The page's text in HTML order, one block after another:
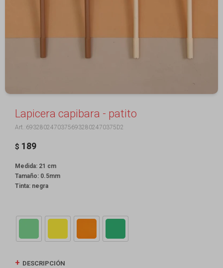
Lapicera capibara - patito
69328024703756932802470375D2
$ 189
Medida: 21 cm
Tamaño: 0.5mm
Tinta: negra
DESCRIPCIÓN